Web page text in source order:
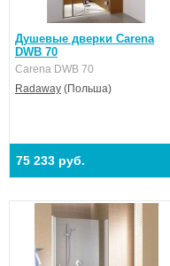
Душевые дверки Carena
DWB 70
Carena DWB 70
Radaway (Польша)
75 233 руб.